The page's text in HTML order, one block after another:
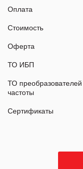
Оплата
Стоимость
Оферта
ТО ИБП
ТО преобразователей
частоты
Сертификаты